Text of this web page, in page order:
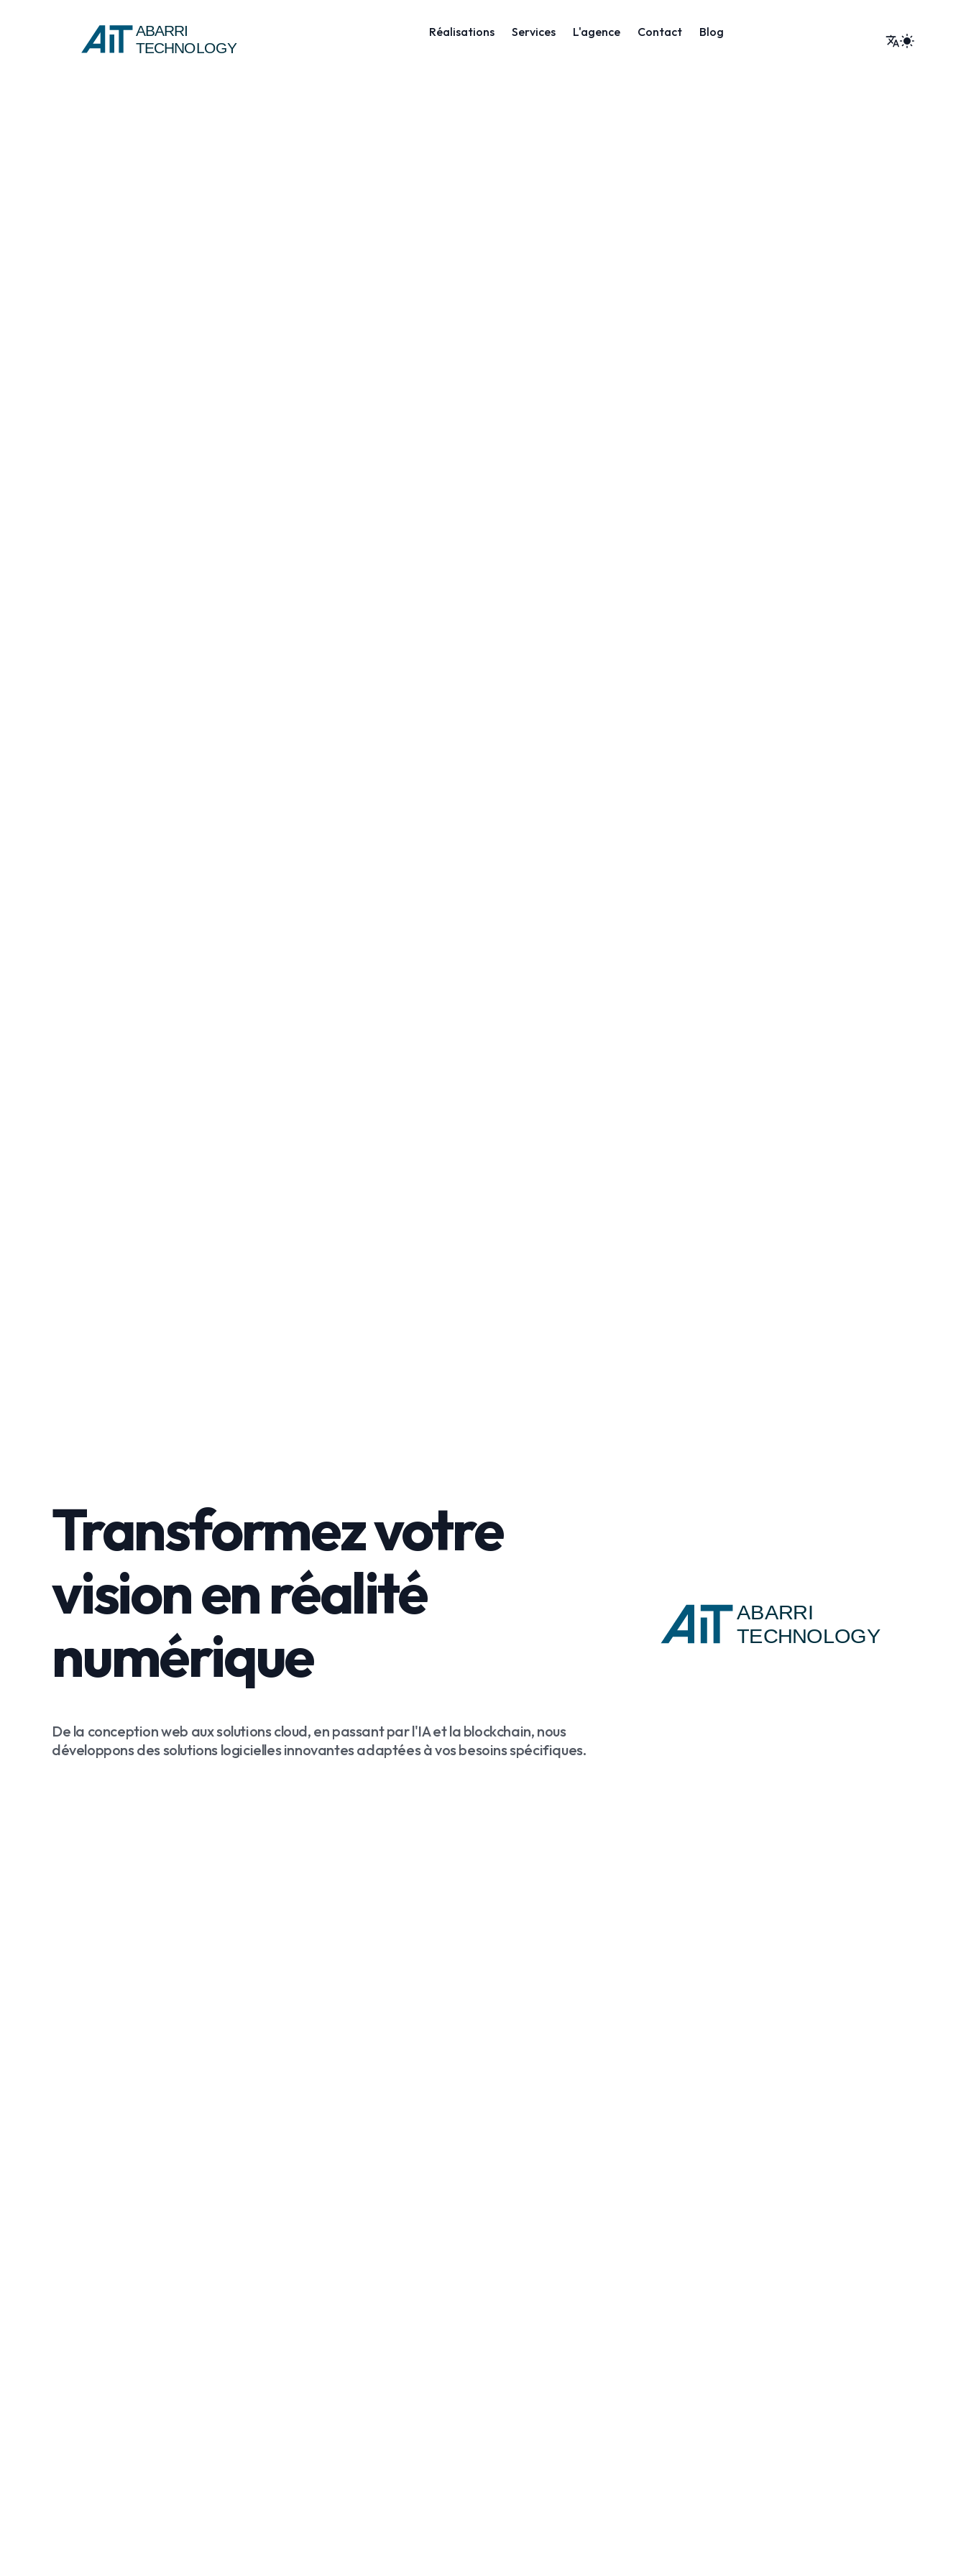
ABARRI
TECHNOLOGY
ABARRI
TECHNOLOGY
Transformez votre
vision en réalité
numérique
De la conception web aux solutions cloud, en passant par l'IA et la blockchain, nous
développons des solutions logicielles innovantes adaptées à vos besoins spécifiques.